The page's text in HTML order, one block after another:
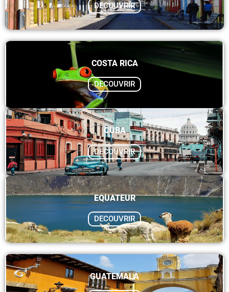
DECOUVRIR
COSTA RICA
DECOUVRIR
CUBA
DECOUVRIR
EQUATEUR
DECOUVRIR
GUATEMALA